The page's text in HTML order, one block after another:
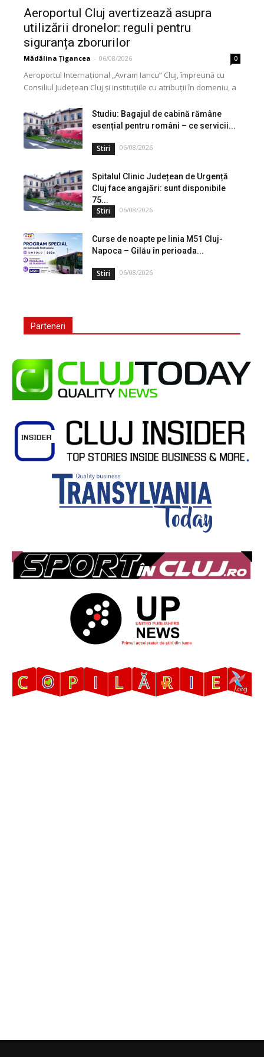
Aeroportul Cluj avertizează asupra
utilizării dronelor: reguli pentru
siguranța zborurilor
Mădălina Țigancea - 06/08/2026 0
Aeroportul Internațional „Avram Iancu” Cluj, împreună cu
Consiliul Județean Cluj și instituțiile cu atribuții în domeniu, a
Studiu: Bagajul de cabină rămâne
esențial pentru români – ce servicii...
Stiri 06/08/2026
Spitalul Clinic Județean de Urgență
Cluj face angajări: sunt disponibile
75...
Stiri 06/08/2026
Curse de noapte pe linia M51 Cluj-
Napoca – Gilău în perioada...
Stiri 06/08/2026
Parteneri